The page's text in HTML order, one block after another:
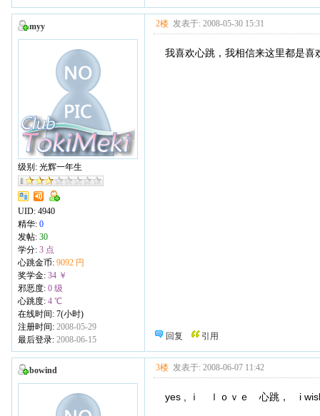
myy
级别: 光辉一年生
UID: 4940
精华: 0
发帖: 30
学分: 3 点
心跳金币: 9092 円
奖学金: 34 ￥
邪恶度: 0 级
心跳度: 4 ℃
在线时间: 7(小时)
注册时间: 2008-05-29
最后登录: 2008-06-15
2楼 发表于: 2008-05-30 15:31
我喜欢心跳，我相信来这里都是喜
回复 引用
bowind 3楼 发表于: 2008-06-07 11:42
yes , ｉ ｌｏｖｅ 心跳， i